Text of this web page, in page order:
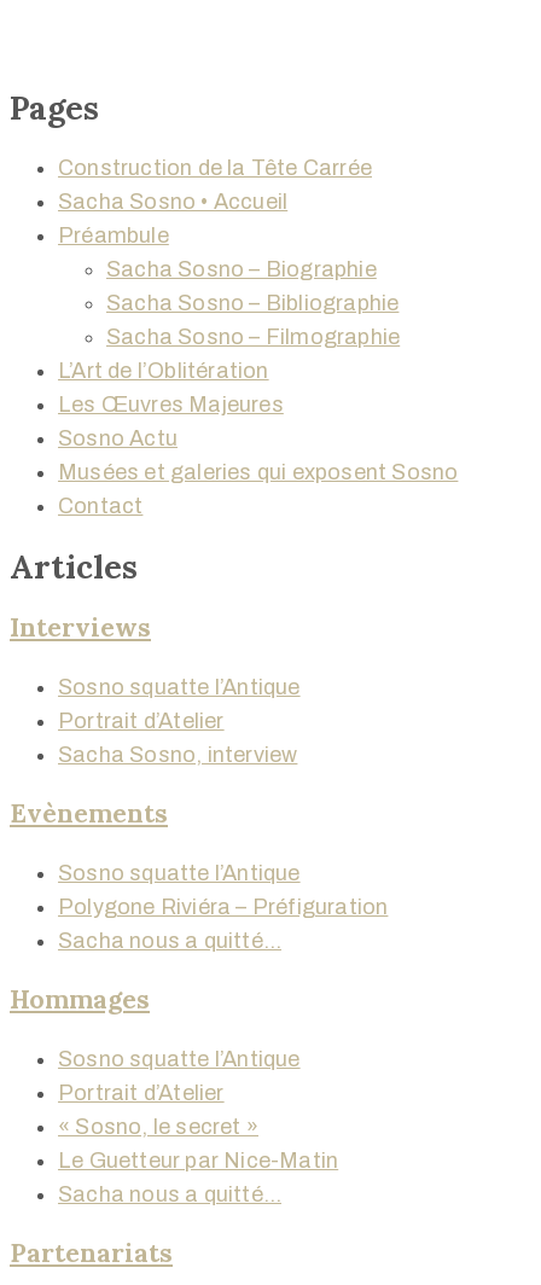
Pages
Construction de la Tête Carrée
Sacha Sosno • Accueil
Préambule
Sacha Sosno – Biographie
Sacha Sosno – Bibliographie
Sacha Sosno – Filmographie
L’Art de l’Oblitération
Les Œuvres Majeures
Sosno Actu
Musées et galeries qui exposent Sosno
Contact
Articles
Interviews
Sosno squatte l’Antique
Portrait d’Atelier
Sacha Sosno, interview
Evènements
Sosno squatte l’Antique
Polygone Riviéra – Préfiguration
Sacha nous a quitté…
Hommages
Sosno squatte l’Antique
Portrait d’Atelier
« Sosno, le secret »
Le Guetteur par Nice-Matin
Sacha nous a quitté…
Partenariats